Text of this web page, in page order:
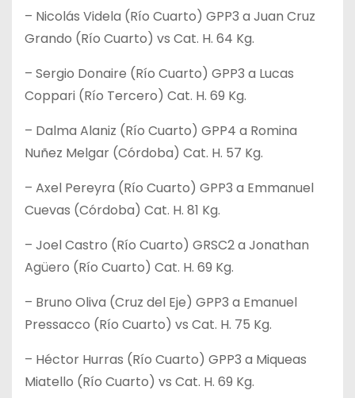
– Nicolás Videla (Río Cuarto) GPP3 a Juan Cruz
Grando (Río Cuarto) vs Cat. H. 64 Kg.
– Sergio Donaire (Río Cuarto) GPP3 a Lucas
Coppari (Río Tercero) Cat. H. 69 Kg.
– Dalma Alaniz (Río Cuarto) GPP4 a Romina
Nuñez Melgar (Córdoba) Cat. H. 57 Kg.
– Axel Pereyra (Río Cuarto) GPP3 a Emmanuel
Cuevas (Córdoba) Cat. H. 81 Kg.
– Joel Castro (Río Cuarto) GRSC2 a Jonathan
Agüero (Río Cuarto) Cat. H. 69 Kg.
– Bruno Oliva (Cruz del Eje) GPP3 a Emanuel
Pressacco (Río Cuarto) vs Cat. H. 75 Kg.
– Héctor Hurras (Río Cuarto) GPP3 a Miqueas
Miatello (Río Cuarto) vs Cat. H. 69 Kg.